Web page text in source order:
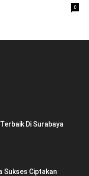
0
Di Surabaya
Sukses Ciptakan